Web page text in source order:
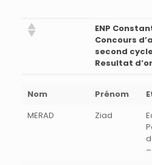
ENP
Concours
second
Resultat
Nom Prénom
MERAD
Ziad